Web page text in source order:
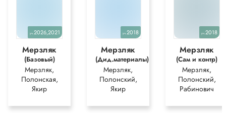
уч.2026,2021
Мерзляк
(Базовый)
Мерзляк,
Полонская,
Якир
уч.2018
Мерзляк
(Дид.материалы)
Мерзляк,
Полонский,
Якир
уч.2018
Мерзляк
(Сам и контр)
Мерзляк,
Полонский,
Рабинович